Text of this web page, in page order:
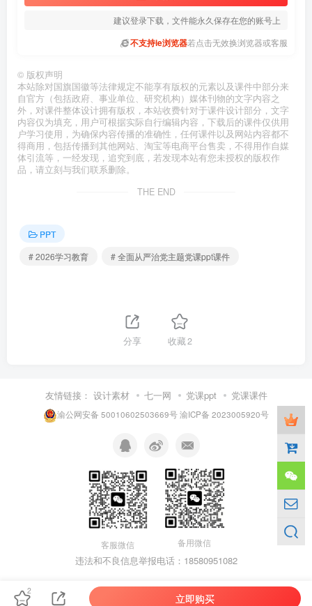
建议登录下载，文件能永久保存在您的账号上
不支持ie浏览器若点击无效换浏览器或客服
© 版权声明
本站除对国旗国徽等法律规定不能享有版权的元素以及课件中部分来
自官方（包括政府、事业单位、研究机构）媒体刊物的文字内容之
外，对课件整体设计拥有版权，本站收费针对于课件设计部分，文字
内容仅为填充，用户可根据实际自行编辑内容，下载后的课件仅供用
户学习使用，为确保内容传播的准确性，任何课件以及网站内容都不
得商用，包括传播到其他网站、淘宝等电商平台售卖，不得用作自媒
体引流等，一经发现，追究到底，若发现本站有您未授权的版权作
品，请立刻与我们联系删除。
THE END
PPT
# 2026学习教育
# 全面从严治党主题党课ppt课件
分享 收藏2
友情链接： 设计素材 七一网 党课ppt 党课课件
渝公网安备 50010602503669号渝ICP备 2023005920号
客服微信 备用微信
违法和不良信息举报电话：18580951082
2
立即购买